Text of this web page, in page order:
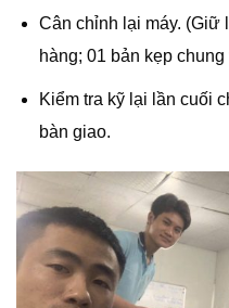
Cân chỉnh lại máy. (Giữ
hàng; 01 bản kẹp
Kiểm tra kỹ lại lần cuối
bàn giao.